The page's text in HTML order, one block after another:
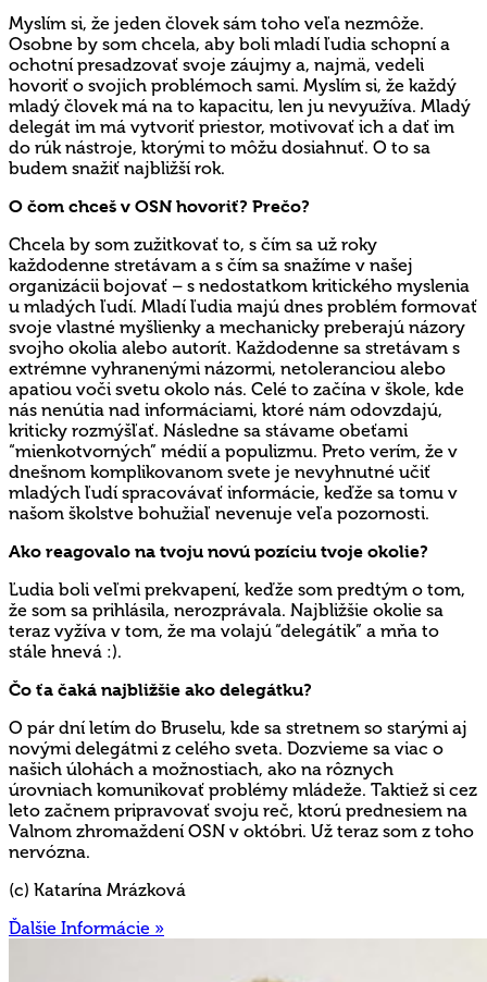
Myslím si, že jeden človek sám toho veľa nezmôže.
Osobne by som chcela, aby boli mladí ľudia schopní a
ochotní presadzovať svoje záujmy a, najmä, vedeli
hovoriť o svojich problémoch sami. Myslím si, že každý
mladý človek má na to kapacitu, len ju nevyužíva. Mladý
delegát im má vytvoriť priestor, motivovať ich a dať im
do rúk nástroje, ktorými to môžu dosiahnuť. O to sa
budem snažiť najbližší rok.
O čom chceš v OSN hovoriť? Prečo?
Chcela by som zužitkovať to, s čím sa už roky
každodenne stretávam a s čím sa snažíme v našej
organizácii bojovať – s nedostatkom kritického myslenia
u mladých ľudí. Mladí ľudia majú dnes problém formovať
svoje vlastné myšlienky a mechanicky preberajú názory
svojho okolia alebo autorít. Každodenne sa stretávam s
extrémne vyhranenými názormi, netoleranciou alebo
apatiou voči svetu okolo nás. Celé to začína v škole, kde
nás nenútia nad informáciami, ktoré nám odovzdajú,
kriticky rozmýšľať. Následne sa stávame obeťami
“mienkotvorných” médií a populizmu. Preto verím, že v
dnešnom komplikovanom svete je nevyhnutné učiť
mladých ľudí spracovávať informácie, keďže sa tomu v
našom školstve bohužiaľ nevenuje veľa pozornosti.
Ako reagovalo na tvoju novú pozíciu tvoje okolie?
Ľudia boli veľmi prekvapení, keďže som predtým o tom,
že som sa prihlásila, nerozprávala. Najbližšie okolie sa
teraz vyžíva v tom, že ma volajú “delegátik” a mňa to
stále hnevá :).
Čo ťa čaká najbližšie ako delegátku?
O pár dní letím do Bruselu, kde sa stretnem so starými aj
novými delegátmi z celého sveta. Dozvieme sa viac o
našich úlohách a možnostiach, ako na rôznych
úrovniach komunikovať problémy mládeže. Taktiež si cez
leto začnem pripravovať svoju reč, ktorú prednesiem na
Valnom zhromaždení OSN v októbri. Už teraz som z toho
nervózna.
(c) Katarína Mrázková
Ďalšie Informácie »